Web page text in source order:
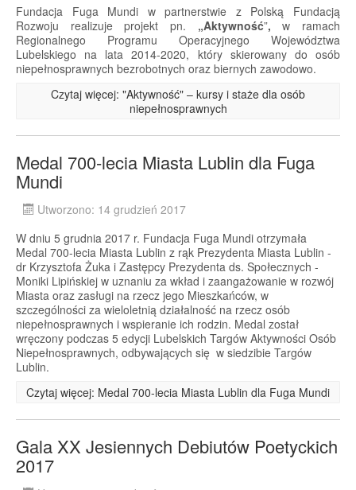
Fundacja Fuga Mundi w partnerstwie z Polską Fundacją
Rozwoju realizuje projekt pn. „Aktywność”, w ramach
Regionalnego Programu Operacyjnego Województwa
Lubelskiego na lata 2014-2020, który skierowany do osób
niepełnosprawnych bezrobotnych oraz biernych zawodowo.
Czytaj więcej: "Aktywność" – kursy i staże dla osób
niepełnosprawnych
Medal 700-lecia Miasta Lublin dla Fuga
Mundi
Utworzono: 14 grudzień 2017
W dniu 5 grudnia 2017 r. Fundacja Fuga Mundi otrzymała
Medal 700-lecia Miasta Lublin z rąk Prezydenta Miasta Lublin -
dr Krzysztofa Żuka i Zastępcy Prezydenta ds. Społecznych -
Moniki Lipińskiej w uznaniu za wkład i zaangażowanie w rozwój
Miasta oraz zasługi na rzecz jego Mieszkańców, w
szczególności za wieloletnią działalność na rzecz osób
niepełnosprawnych i wspieranie ich rodzin. Medal został
wręczony podczas 5 edycji Lubelskich Targów Aktywności Osób
Niepełnosprawnych, odbywających się w siedzibie Targów
Lublin.
Czytaj więcej: Medal 700-lecia Miasta Lublin dla Fuga Mundi
Gala XX Jesiennych Debiutów Poetyckich
2017